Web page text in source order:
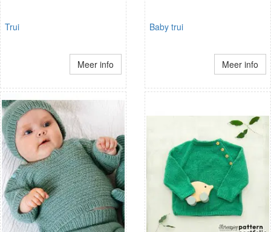
Trui
Meer info
Baby trui
Meer info